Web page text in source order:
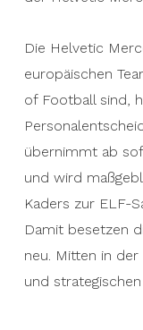
Die Helvetic
europäischen
of Football sind,
übernimmt ab
und wird
Kaders zur ELF-
Damit besetzen
neu. Mitten in
und strategischen